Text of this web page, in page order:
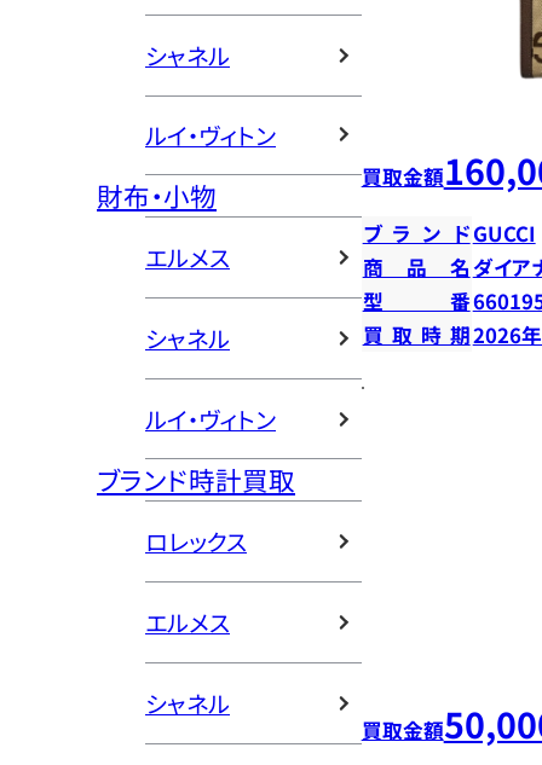
シャネル
ルイ・ヴィトン
財布・小物
エルメス
シャネル
ルイ・ヴィトン
ブランド時計買取
ロレックス
エルメス
シャネル
買取金額
ブランドGUCCI
商品名ダイア
型番
買取時期2026
買取金額